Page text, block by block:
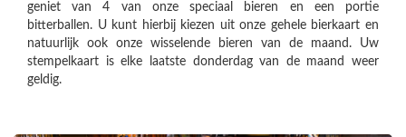
geniet van 4 van onze speciaal bieren en een portie
bitterballen. U kunt hierbij kiezen uit onze gehele bierkaart en
natuurlijk ook onze wisselende bieren van de maand. Uw
stempelkaart is elke laatste donderdag van de maand weer
geldig.